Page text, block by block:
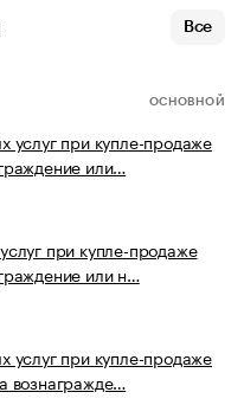
Все
ОСНОВНОЙ
услуг при купле-продаже
или…
при купле-продаже
или н…
услуг при купле-продаже
вознагражде…